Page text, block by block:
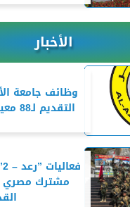
الأخبار
التقديم لـ88 معيدًا والشروط كاملة
مشترك مصري